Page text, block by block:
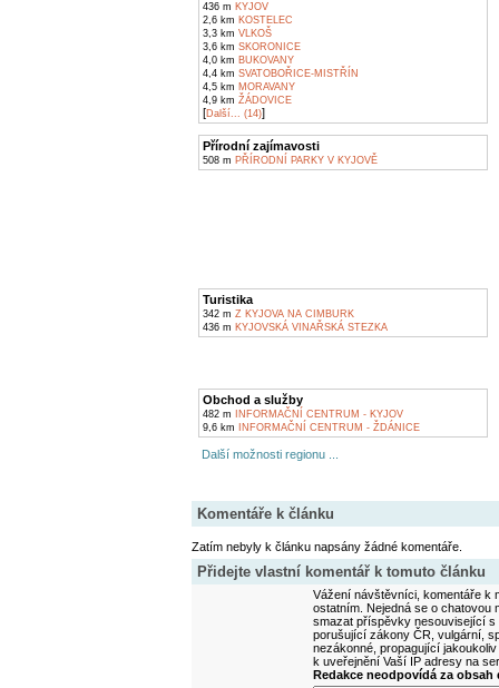
436 m KYJOV
2,6 km KOSTELEC
3,3 km VLKOŠ
3,6 km SKORONICE
4,0 km BUKOVANY
4,4 km SVATOBOŘICE-MISTŘÍN
4,5 km MORAVANY
4,9 km ŽÁDOVICE
[Další... (14)]
Přírodní zajímavosti
508 m PŘÍRODNÍ PARKY V KYJOVĚ
Turistika
342 m Z KYJOVA NA CIMBURK
436 m KYJOVSKÁ VINAŘSKÁ STEZKA
Obchod a služby
482 m INFORMAČNÍ CENTRUM - KYJOV
9,6 km INFORMAČNÍ CENTRUM - ŽDÁNICE
Další možnosti regionu ...
Komentáře k článku
Zatím nebyly k článku napsány žádné komentáře.
Přidejte vlastní komentář k tomuto článku
Vážení návštěvníci, komentáře k
ostatním. Nejedná se o
smazat příspěvky nesouvisející
porušující zákony ČR, vulgární,
nezákonné, propagující
k uveřejnění Vaší IP adresy na
Redakce neodpovídá za